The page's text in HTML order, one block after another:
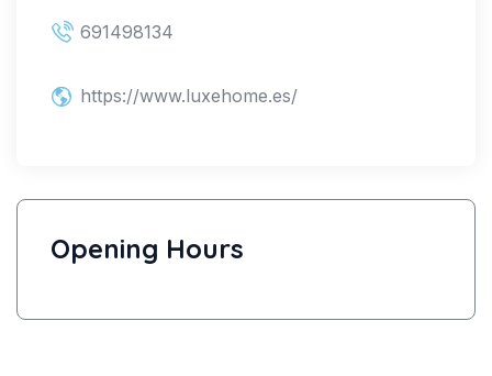
691498134
https://www.luxehome.es/
Opening Hours